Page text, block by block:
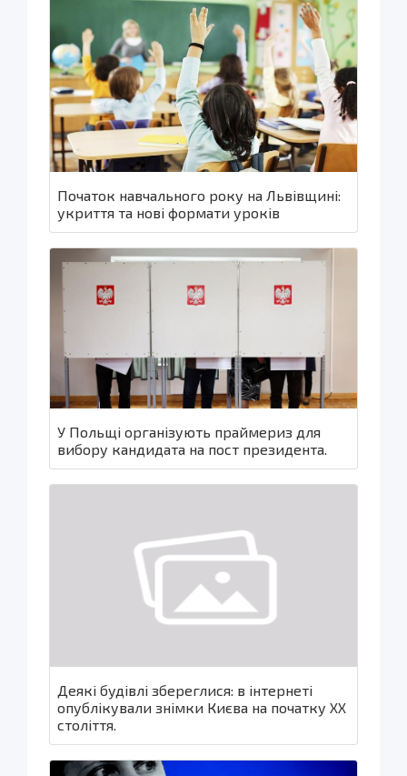
Початок навчального року на Львівщині:
укриття та нові формати уроків
У Польщі організують праймериз для
вибору кандидата на пост президента.
Деякі будівлі збереглися: в інтернеті
опублікували знімки Києва на початку XX
століття.